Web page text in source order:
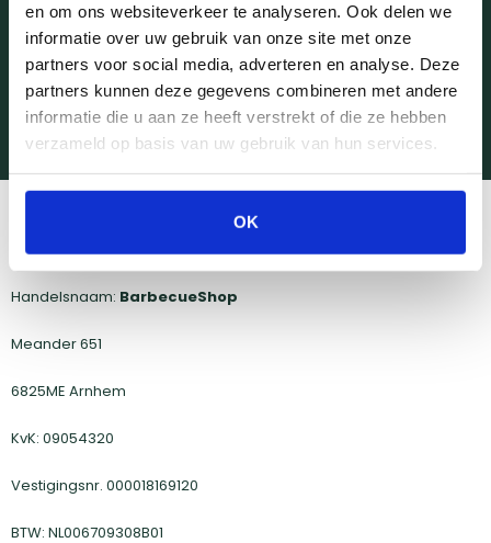
en om ons websiteverkeer te analyseren. Ook delen we
informatie over uw gebruik van onze site met onze
partners voor social media, adverteren en analyse. Deze
partners kunnen deze gegevens combineren met andere
informatie die u aan ze heeft verstrekt of die ze hebben
verzameld op basis van uw gebruik van hun services.
OK
7 dagen per week bereikbaar
Onze experts staan voor je klaar
onze tien winkelsstaan onze specialisten zeven dagen per
week voor je klaar. Daarnaast is onze klantenservice de hele
week bereikbaar via e-mail, Livechat en telefoon.
Algemene bedrijfsgegevens
New Retail Company B.V.
Handelsnaam: BarbecueShop
Meander 651
6825ME Arnhem
KvK: 09054320
Vestigingsnr. 000018169120
BTW: NL006709308B01